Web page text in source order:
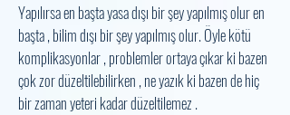
Yapılırsa en başta yasa dışı bir şey yapılmış olur en
başta , bilim dışı bir şey yapılmış olur. Öyle kötü
komplikasyonlar , problemler ortaya çıkar ki bazen
çok zor düzeltilebilirken , ne yazık ki bazen de hiç
bir zaman yeteri kadar düzeltilemez .